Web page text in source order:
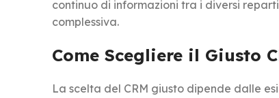
continuo di informazioni tra i diversi
complessiva.
Come Scegliere il Giusto
La scelta del CRM giusto dipende dalle